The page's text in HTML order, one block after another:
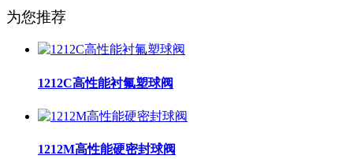
为您推荐
1212C高性能衬氟塑球阀
1212M高性能硬密封球阀